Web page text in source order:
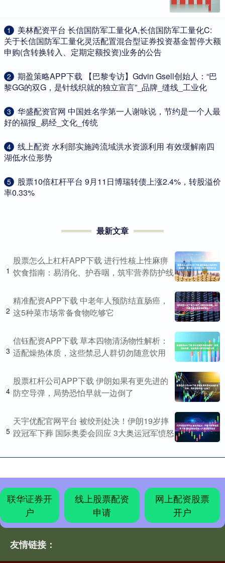
1
​美林配资平台 长信国防军工量化A,长信国防军工量化C:
关于长信国防军工量化灵活配置混合型证券投资基金暂停大额
申购(含转换转入、定期定额投资)业务的公告
2
​期盈策略APP下载 【巴黎专访】Gdvin Gsell创始人：“巴
黎GG的双G，是针线织就的独立宣言”_品牌_缝线_工业化
3
​华盛配资官网 中国姓名学第一人谢咏说，节约是一个人最
好的福报_易经_文化_传统
4
​线上配资 水利部实施跨流域洪水资源利用 有效缓解南四
湖低水位形势
5
​股票10倍杠杆平台 9月11日博瑞转债上涨2.4%，转股溢价
率0.33%
最新文章
1
股票怎么上杠杆APP下载 进行性核上性麻痹
饮食指南：易消化、护吞咽，筑牢营养防护线
2
精准配资APP下载 中老年人预防结直肠癌，
这5种菜市场常备食物吃够它
3
信钰配资APP下载 草本四物清汤物性解析：
适配燥热体质，这些禁忌人群切勿随意饮用
4
股票杠杆公司APP下载 伊朗如果有更先进的
防空导弹，局势恐怕早就一边倒了
5
天宇优配官网平台 被绞刑处决！伊朗19岁摔
跤冠军下葬 国际奥委会回应 3大奥运冠军愤怒
联华证券开
户
线上股票配资
申请
网上配资股票
开户
友情链接：